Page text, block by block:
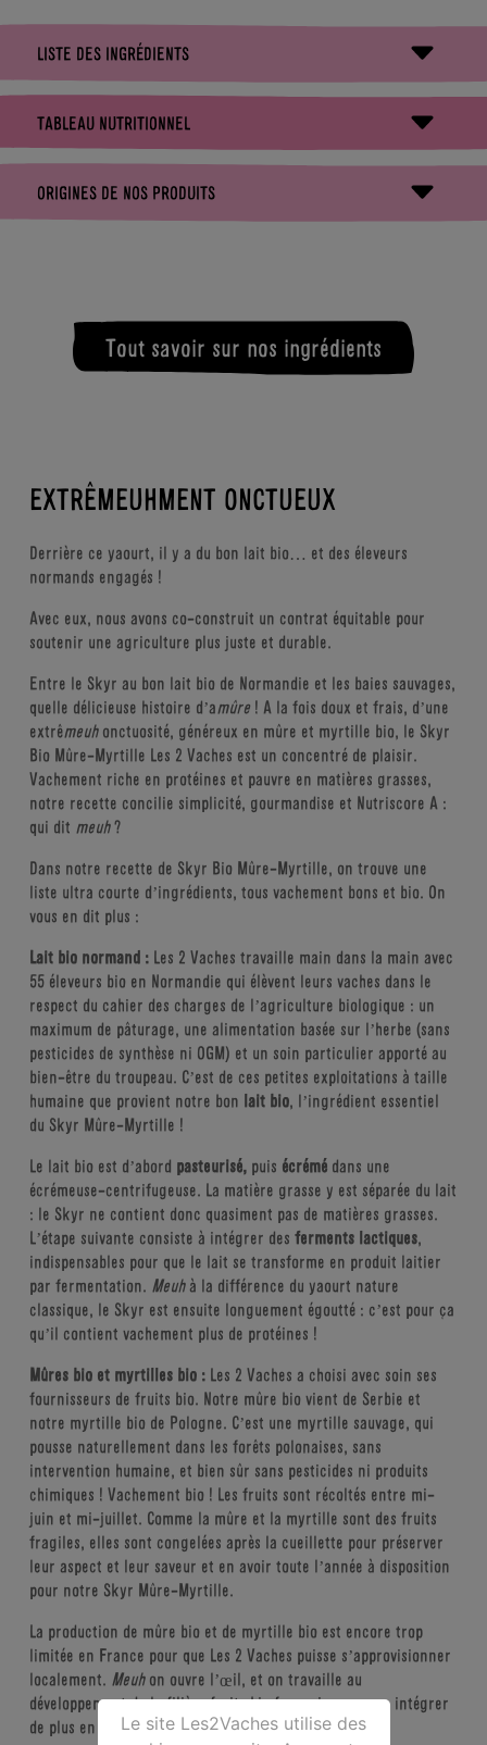
LISTE DES INGRÉDIENTS
Lait écrémé bio pasteurisé
84.9%
Mûre bio
4.5%
Sucre de canne bio
Arôme naturel de mûre
TABLEAU NUTRITIONNEL
Pour 100g Portion de 120g
10,8G (4% AR*)
10,3G (21% AR*)
Matières grasses
Glucides
10,8g (4% AR*)
Dont sucre
Protéines
10,3g (21% AR*)
Sel
* AR : apport de référence pour un adulte
ORIGINES DE NOS PRODUITS
Sucre de canne bio équitable
Tout savoir sur nos ingrédients
EXTRÊMEUHMENT ONCTUEUX
Derrière ce yaourt, il y a du bon lait bio… et des éleveurs
normands engagés !
Avec eux, nous avons co-construit un contrat équitable pour
soutenir une agriculture plus juste et durable.
Entre le Skyr au bon lait bio de Normandie et les baies sauvages,
quelle délicieuse histoire d’amûre ! A la fois doux et frais, d’une
extrêmeuhonctuosité, généreux en mûre et myrtille bio, le Skyr
Bio Mûre-Myrtille Les 2 Vaches est un concentré de plaisir.
Vachement riche en protéines et pauvre en matières grasses,
notre recette concilie simplicité, gourmandise et Nutriscore A :
qui dit meuh?
Dans notre recette de Skyr Bio Mûre-Myrtille, on trouve une
liste ultra courte d’ingrédients, tous vachement bons et bio. On
vous en dit plus :
Lait bio normand : Les 2 Vaches travaille main dans la main avec
55 éleveurs bio en Normandie qui élèvent leurs vaches dans le
respect du cahier des charges de l’agriculture biologique : un
maximum de pâturage, une alimentation basée sur l’herbe (sans
pesticides de synthèse ni OGM) et un soin particulier apporté au
bien-être du troupeau. C’est de ces petites exploitations à taille
humaine que provient notre bon lait bio, l’ingrédient essentiel
du Skyr Mûre-Myrtille !
Le lait bio est d’abord pasteurisé,puis écrémédans une
écrémeuse-centrifugeuse. La matière grasse y est séparée du lait
: le Skyr ne contient donc quasiment pas de matières grasses.
L’étape suivante consiste à intégrer des ferments lactiques,
indispensables pour que le lait se transforme en produit laitier
par fermentation. Meuhà la différence du yaourt nature
classique, le Skyr est ensuite longuement égoutté : c’est pour ça
qu’il contient vachement plus de protéines !
Mûres bio et myrtilles bio : Les 2 Vaches a choisi avec soin ses
fournisseurs de fruits bio. Notre mûre bio vient de Serbie et
notre myrtille bio de Pologne. C’est une myrtille sauvage, qui
pousse naturellement dans les forêts polonaises, sans
intervention humaine, et bien sûr sans pesticides ni produits
chimiques ! Vachement bio ! Les fruits sont récoltés entre mi-
juin et mi-juillet. Comme la mûre et la myrtille sont des fruits
fragiles, elles sont congelées après la cueillette pour préserver
leur aspect et leur saveur et en avoir toute l’année à disposition
pour notre Skyr Mûre-Myrtille.
La production de mûre bio et de myrtille bio est encore trop
limitée en France pour que Les 2 Vaches puisse s’approvisionner
localement. Meuhon ouvre l’œil, et on travaille au
développement de la filière fruits bio française pour en intégrer
de plus en plus dans nos bions produits laitiers !
Le site Les2Vaches utilise des